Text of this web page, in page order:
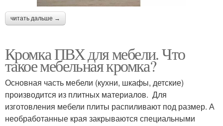
читать дальше →
Кромка ПВХ для мебели. Что
такое мебельная кромка?
Основная часть мебели (кухни, шкафы, детские)
производится из плитных материалов. Для
изготовления мебели плиты распиливают под размер. А
необработанные края закрываются специальными